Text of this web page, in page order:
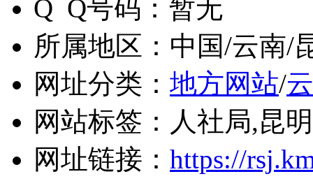
Q Q号码： 暂无
所属地区： 中国/云南/
网址分类： 地方网站/
网站标签： 人社局,昆
网址链接： https://